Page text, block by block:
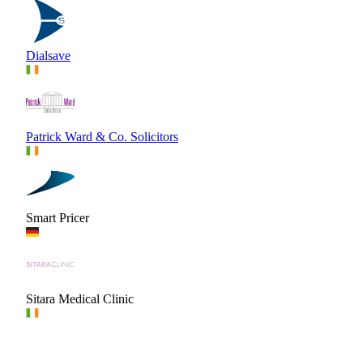
Dialsave
Patrick Ward & Co. Solicitors
Smart Pricer
Sitara Medical Clinic